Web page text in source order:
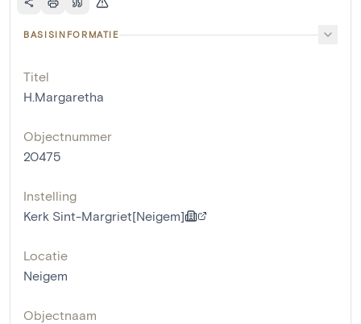
BASISINFORMATIE
Titel
H.Margaretha
Objectnummer
20475
Instelling
Kerk Sint-Margriet[Neigem]
Locatie
Neigem
Objectnaam